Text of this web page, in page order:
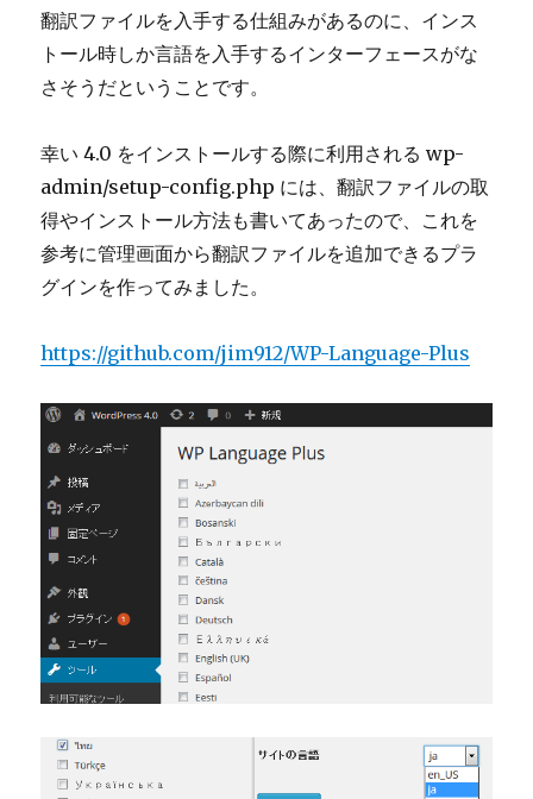
翻訳ファイルを入手する仕組みがあるのに、インス
トール時しか言語を入手するインターフェースがな
さそうだということです。
幸い 4.0 をインストールする際に利用される wp-
admin/setup-config.php には、翻訳ファイルの取
得やインストール方法も書いてあったので、これを
参考に管理画面から翻訳ファイルを追加できるプラ
グインを作ってみました。
https://github.com/jim912/WP-Language-Plus